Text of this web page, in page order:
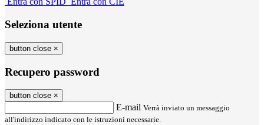
Seleziona utente
button close ×
Recupero password
button close ×
E-mail Verrà inviato un messaggio
all'indirizzo indicato con le istruzioni necessarie.